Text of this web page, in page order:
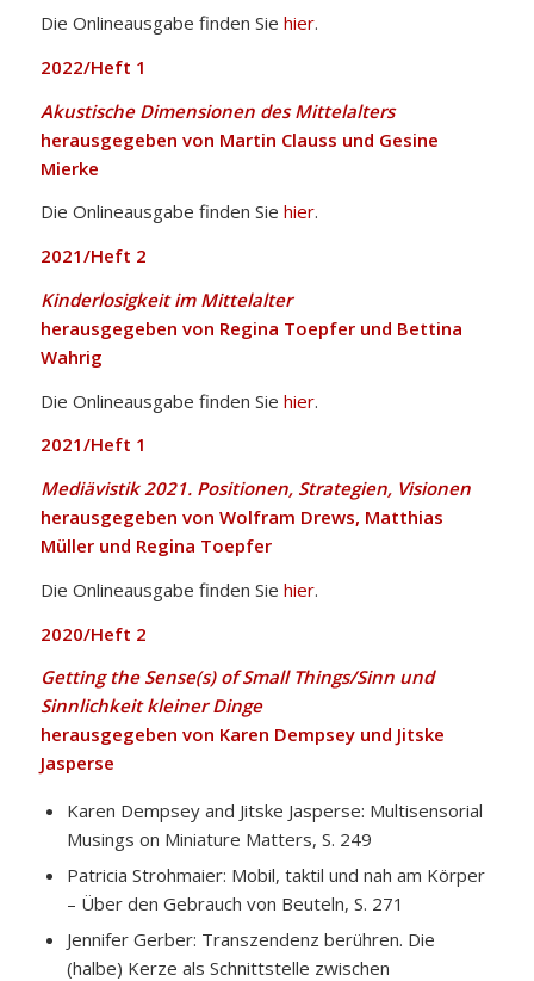
Die Onlineausgabe finden Sie hier.
2022/Heft 1
Akustische Dimensionen des Mittelalters
herausgegeben von Martin Clauss und Gesine
Mierke
Die Onlineausgabe finden Sie hier.
2021/Heft 2
Kinderlosigkeit im Mittelalter
herausgegeben von Regina Toepfer und Bettina
Wahrig
Die Onlineausgabe finden Sie hier.
2021/Heft 1
Mediävistik 2021. Positionen, Strategien, Visionen
herausgegeben von Wolfram Drews, Matthias
Müller und Regina Toepfer
Die Onlineausgabe finden Sie hier.
2020/Heft 2
Getting the Sense(s) of Small Things/Sinn und
Sinnlichkeit kleiner Dinge
herausgegeben von Karen Dempsey und Jitske
Jasperse
Karen Dempsey and Jitske Jasperse: Multisensorial
Musings on Miniature Matters, S. 249
Patricia Strohmaier: Mobil, taktil und nah am Körper
– Über den Gebrauch von Beuteln, S. 271
Jennifer Gerber: Transzendenz berühren. Die
(halbe) Kerze als Schnittstelle zwischen